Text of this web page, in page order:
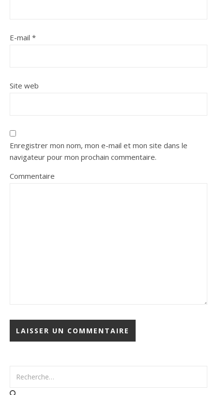
E-mail *
Site web
Enregistrer mon nom, mon e-mail et mon site dans le
navigateur pour mon prochain commentaire.
Commentaire